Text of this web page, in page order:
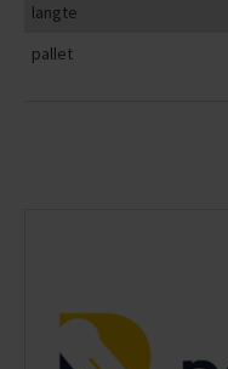
langte
pallet